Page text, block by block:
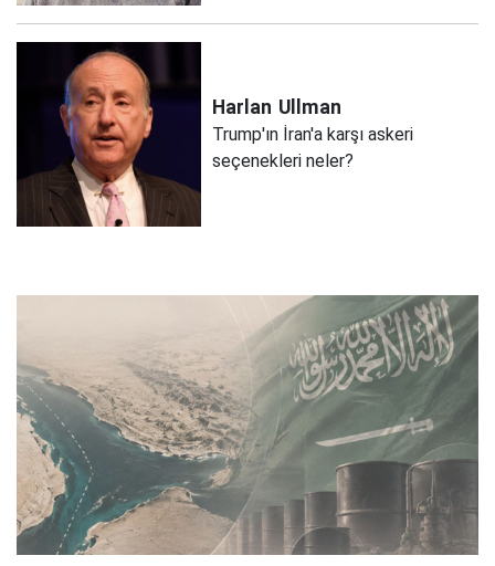
Harlan Ullman
Trump'ın İran'a karşı askeri
seçenekleri neler?